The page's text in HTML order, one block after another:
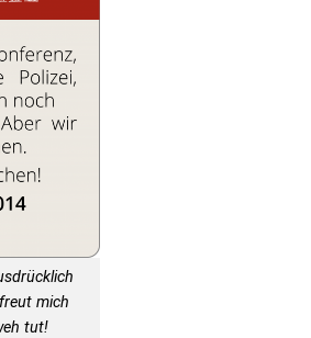
mich
tut!